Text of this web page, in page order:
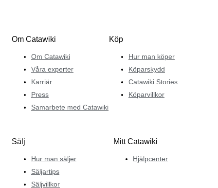
Om Catawiki
Om Catawiki
Våra experter
Karriär
Press
Samarbete med Catawiki
Köp
Hur man köper
Köparskydd
Catawiki Stories
Köparvillkor
Sälj
Hur man säljer
Säljartips
Säljvillkor
Mitt Catawiki
Hjälpcenter